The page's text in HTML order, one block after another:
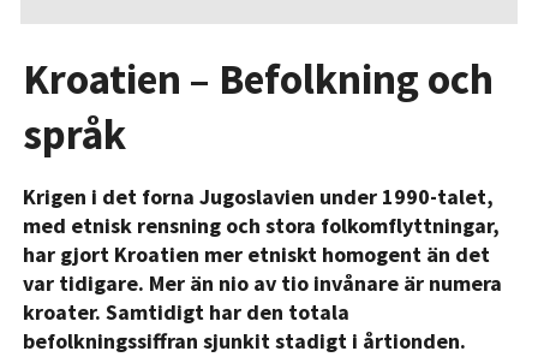
Kroatien – Befolkning och
språk
Krigen i det forna Jugoslavien under 1990-talet,
med etnisk rensning och stora folkomflyttningar,
har gjort Kroatien mer etniskt homogent än det
var tidigare. Mer än nio av tio invånare är numera
kroater. Samtidigt har den totala
befolkningssiffran sjunkit stadigt i årtionden.